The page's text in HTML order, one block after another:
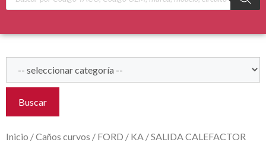
Buscar
Inicio /Caños curvos / FORD / KA / SALIDA CALEFACTOR